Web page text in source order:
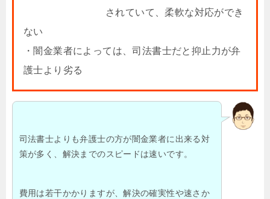
されていて、柔軟な対応ができ
ない
・闇金業者によっては、司法書士だと抑止力が弁
護士より劣る
司法書士よりも弁護士の方が闇金業者に出来る対
策が多く、解決までのスピードは速いです。
費用は若干かかりますが、解決の確実性や速さか